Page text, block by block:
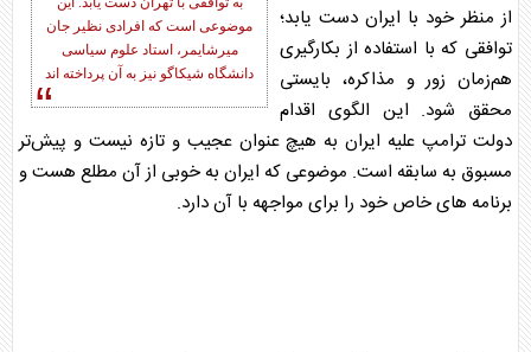
موضوعی است که افرادی نظیر جان
میرشایمر، استاد علوم سیاسی
دانشگاه شیکاگو نیز به آن پرداخته اند
از منظر خود با ایران دست یابد؛
توافقی که با استفاده از بکارگیری
هم‌زمان زور و مذاکره، بایستی
محقق شود. این الگوی اقدام
دولت ترامپ علیه ایران به هیچ عنوان عجیب و تازه نیست و پیش‌تر
مسبوق به سابقه است. موضوعی که ایران به خوبی از آن مطلع هست و
برنامه های خاص خود را برای مواجهه با آن دارد.